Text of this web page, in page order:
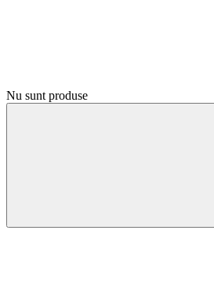
Nu sunt produse